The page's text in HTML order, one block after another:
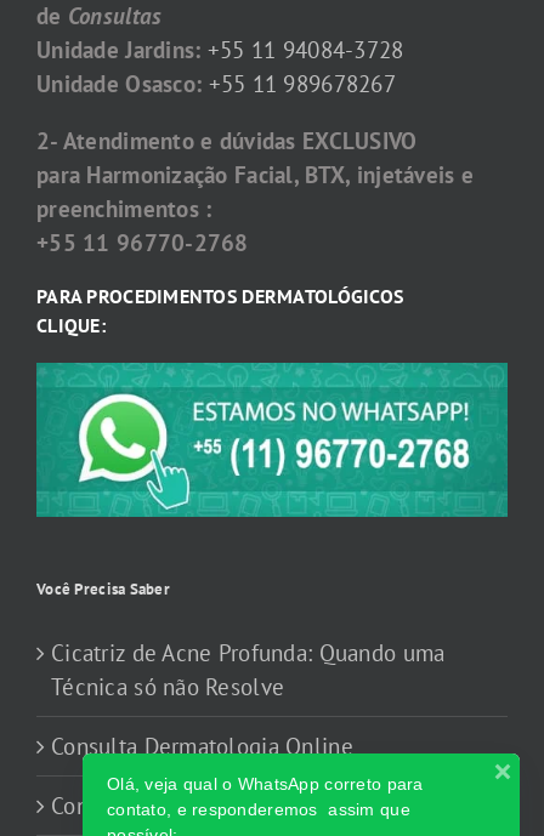
de Consultas
Unidade Jardins: +55 11 94084-3728
Unidade Osasco: +55 11 989678267
2- Atendimento e dúvidas EXCLUSIVO
para Harmonização Facial, BTX, injetáveis e
preenchimentos :
+55 11 96770-2768
PARA PROCEDIMENTOS DERMATOLÓGICOS
CLIQUE:
Você Precisa Saber
Cicatriz de Acne Profunda: Quando uma
Técnica só não Resolve
Consulta Dermatologia Online
Consulta Online com Dermatologista
Olá, veja qual o WhatsApp correto para
contato, e responderemos assim que